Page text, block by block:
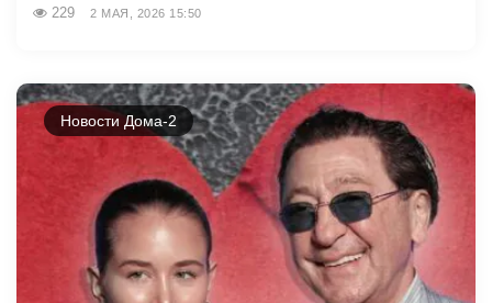
229 2 МАЯ, 2026 15:50
Новости Дома-2